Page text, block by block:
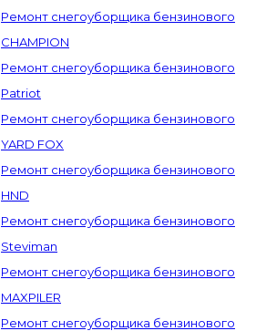
Ремонт снегоуборщика бензинового
CHAMPION
Ремонт снегоуборщика бензинового
Patriot
Ремонт снегоуборщика бензинового
YARD FOX
Ремонт снегоуборщика бензинового
HND
Ремонт снегоуборщика бензинового
Steviman
Ремонт снегоуборщика бензинового
MAXPILER
Ремонт снегоуборщика бензинового